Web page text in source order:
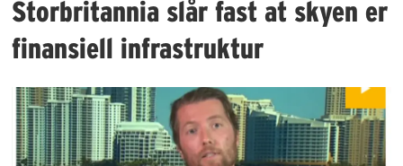
Storbritannia slår fast at skyen er
finansiell infrastruktur